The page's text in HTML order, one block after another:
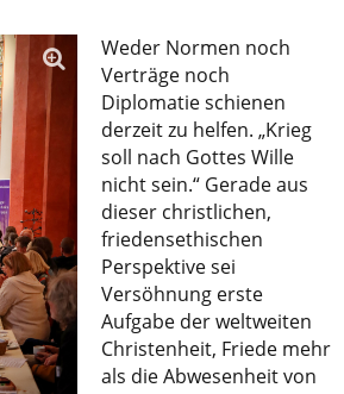
Weder Normen noch
Verträge noch
Diplomatie schienen
derzeit zu helfen. „Krieg
soll nach Gottes Wille
nicht sein.“ Gerade aus
dieser christlichen,
friedensethischen
Perspektive sei
Versöhnung erste
Aufgabe der weltweiten
Christenheit, Friede mehr
als die Abwesenheit von